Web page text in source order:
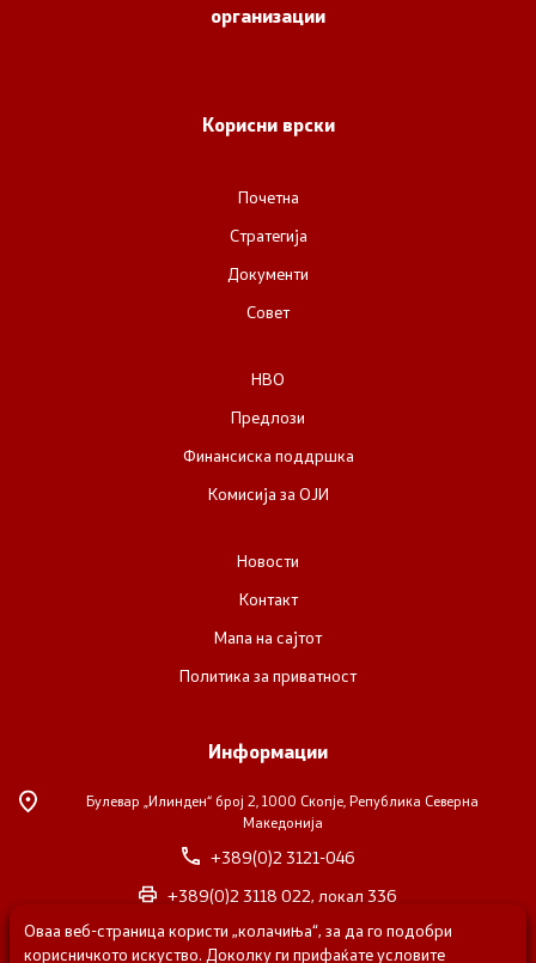
организации
Корисни врски
Почетна
Стратегија
Документи
Совет
НВО
Предлози
Финансиска поддршка
Комисија за ОЈИ
Новости
Контакт
Мапа на сајтот
Политика за приватност
Информации
Булевар „Илинден“ број 2, 1000 Скопје, Република Северна
Македонија
+389(0)2 3121-046
+389(0)2 3118 022, локал 336
nvosorabotka@gs.gov.mk
Оваа веб-страница користи „колачиња“, за да го подобри
корисничкото искуство. Доколку ги прифаќате условите